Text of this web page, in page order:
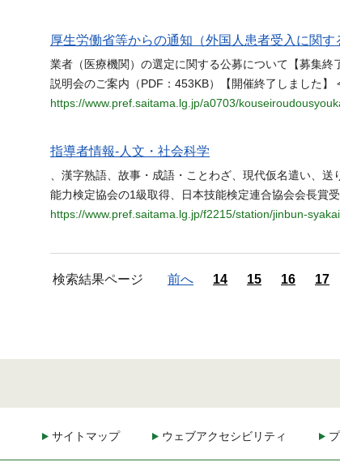
厚生労働省等からの通知（外国人患者受入に関す
業者（医療機関）の選定に関する公募について【募集
説明会のご案内（PDF：453KB）【開催終了しました
https://www.pref.saitama.lg.jp/a0703/
指導者情報-人文・社会科学
、漢字熟語、故事・成語・ことわざ、現代仮名遣い、
能力検定協会の1級取得、日本技能検定連合協会会長賞
https://www.pref.saitama.lg.jp/f2215/station/jinbun-
検索結果ページ 前へ 14 15 16 17
サイトマップ ウェブアクセシビリティ